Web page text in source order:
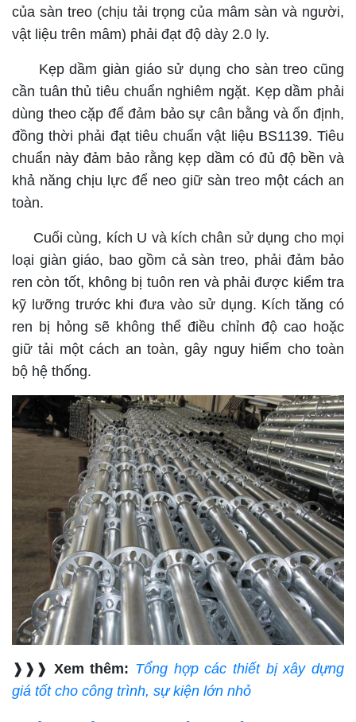
của sàn treo (chịu tải trọng của mâm sàn và người,
vật liệu trên mâm) phải đạt độ dày 2.0 ly.
Kẹp dầm giàn giáo sử dụng cho sàn treo cũng
cần tuân thủ tiêu chuẩn nghiêm ngặt. Kẹp dầm phải
dùng theo cặp để đảm bảo sự cân bằng và ổn định,
đồng thời phải đạt tiêu chuẩn vật liệu BS1139. Tiêu
chuẩn này đảm bảo rằng kẹp dầm có đủ độ bền và
khả năng chịu lực để neo giữ sàn treo một cách an
toàn.
Cuối cùng, kích U và kích chân sử dụng cho mọi
loại giàn giáo, bao gồm cả sàn treo, phải đảm bảo
ren còn tốt, không bị tuôn ren và phải được kiểm tra
kỹ lưỡng trước khi đưa vào sử dụng. Kích tăng có
ren bị hỏng sẽ không thể điều chỉnh độ cao hoặc
giữ tải một cách an toàn, gây nguy hiểm cho toàn
bộ hệ thống.
❱❱❱ Xem thêm: Tổng hợp các thiết bị xây dựng
giá tốt cho công trình, sự kiện lớn nhỏ